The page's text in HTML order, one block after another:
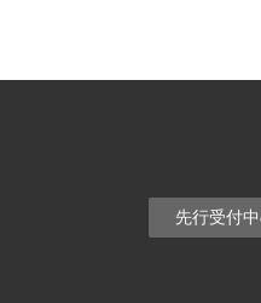
先行受付